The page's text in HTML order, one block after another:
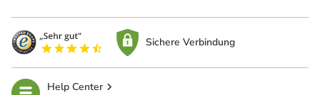
Sichere Verbindung
Help Center